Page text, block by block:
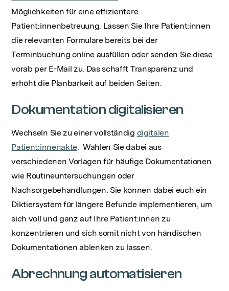
Möglichkeiten für eine effizientere
Patient:innenbetreuung. Lassen Sie Ihre Patient:innen
die relevanten Formulare bereits bei der
Terminbuchung online ausfüllen oder senden Sie diese
vorab per E-Mail zu. Das schafft Transparenz und
erhöht die Planbarkeit auf beiden Seiten.
Dokumentation digitalisieren
Wechseln Sie zu einer vollständig digitalen
Patient:innenakte. Wählen Sie dabei aus
verschiedenen Vorlagen für häufige Dokumentationen
wie Routineuntersuchungen oder
Nachsorgebehandlungen. Sie können dabei euch ein
Diktiersystem für längere Befunde implementieren, um
sich voll und ganz auf Ihre Patient:innen zu
konzentrieren und sich somit nicht von händischen
Dokumentationen ablenken zu lassen.
Abrechnung automatisieren